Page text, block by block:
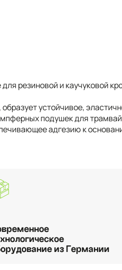
резиновой и каучуковой
устойчивое,
подушек для
адгезию к
из Германии